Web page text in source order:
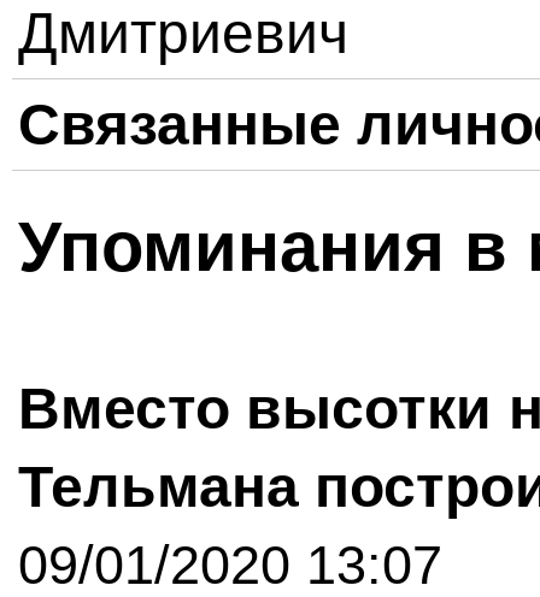
Дмитриевич
Связанные
Упоминания в
Вместо высотки
Тельмана
09/01/2020 13:07